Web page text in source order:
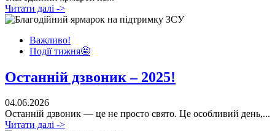
Читати далі ->
Важливо!
Події тижня🤩
Останній дзвоник – 2025!
04.06.2026
Останній дзвоник — це не просто свято. Це особливий день,...
Читати далі ->